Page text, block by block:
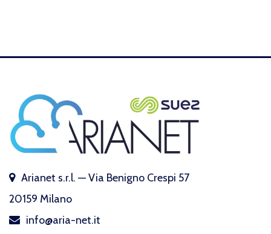
Arianet s.r.l. — Via Benigno Crespi 57
20159 Milano
info@aria-net.it